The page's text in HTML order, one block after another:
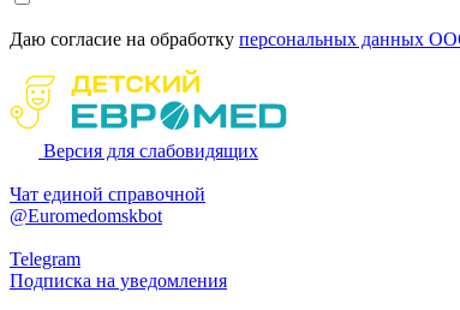
Даю согласие на обработку персональных данных
Версия для слабовидящих
Чат единой справочной
@Euromedomskbot
Telegram
Подписка на уведомления